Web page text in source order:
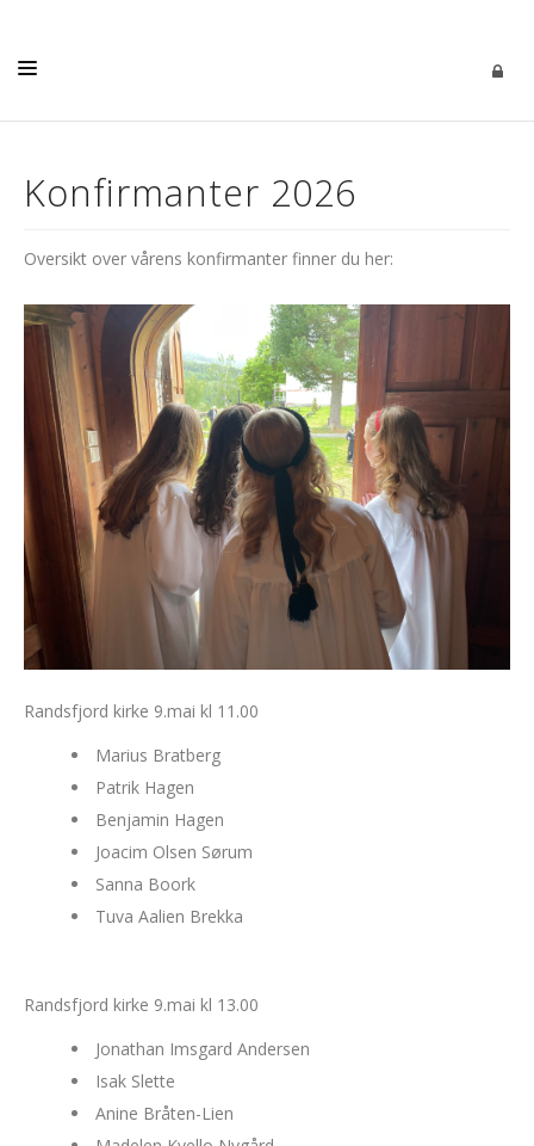
AKTIVITETER
MENIGHETSBLAD
PROTOKOLLER
Konfirmanter 2026
Oversikt over vårens konfirmanter finner du her:
Randsfjord kirke 9.mai kl 11.00
Marius Bratberg
Patrik Hagen
Benjamin Hagen
Joacim Olsen Sørum
Sanna Boork
Tuva Aalien Brekka
Randsfjord kirke 9.mai kl 13.00
Jonathan Imsgard Andersen
Isak Slette
Anine Bråten-Lien